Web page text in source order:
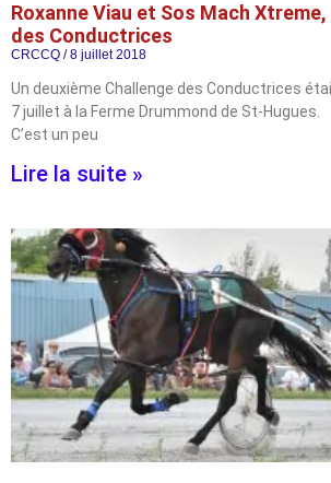
Roxanne Viau et Sos Mach
des Conductrices
CRCCQ 8 juillet 2018
Un deuxième Challenge des Conductrices
7 juillet à la Ferme Drummond de St-Hugues.
C’est un peu
Lire la suite »